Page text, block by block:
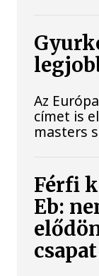
Az
címet is
masters
Férfi
Eb:
csapat